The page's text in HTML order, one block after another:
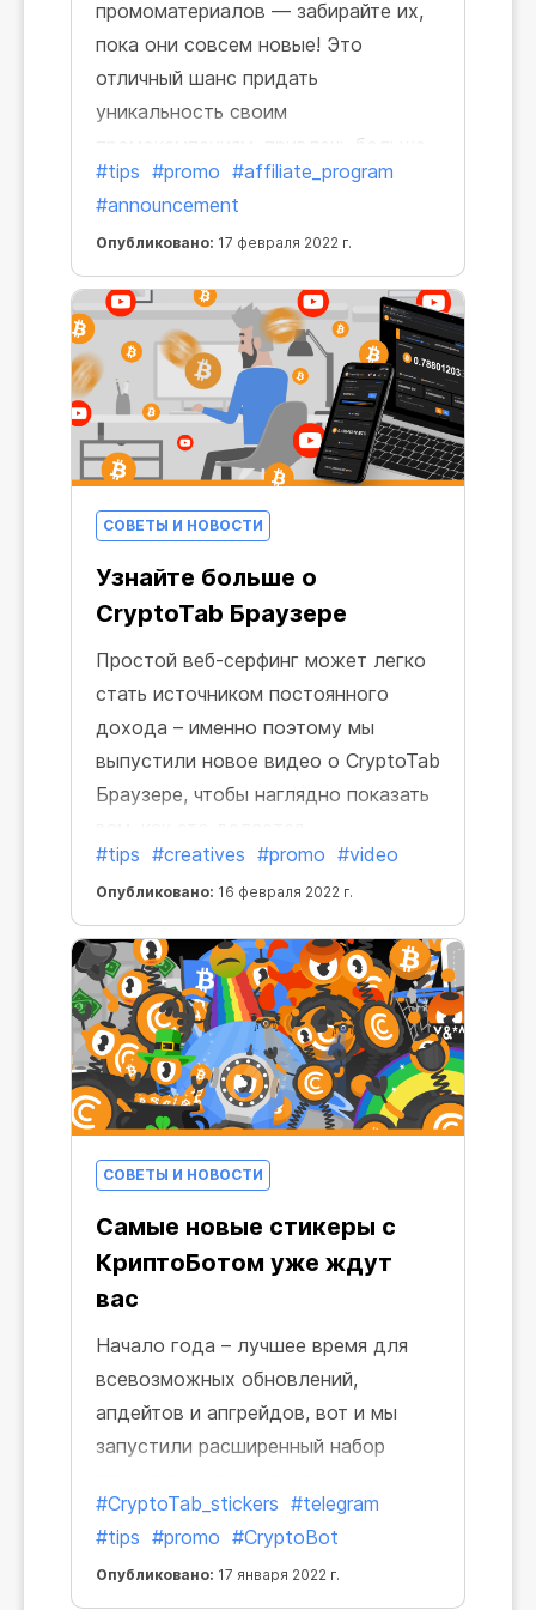
промоматериалов — забирайте их,
пока они совсем новые! Это
отличный шанс придать
уникальность своим
промокампаниям, привлечь больше
пользователей и в конечном итоге
увеличить свою прибыль.
#tips #promo #affiliate_program
#announcement
Опубликовано: 17 февраля 2022 г.
СОВЕТЫ И НОВОСТИ
Узнайте больше о
CryptoTab Браузере
Простой веб-серфинг может легко
стать источником постоянного
дохода – именно поэтому мы
выпустили новое видео о CryptoTab
Браузере, чтобы наглядно показать
#tips #creatives #promo #video
Опубликовано: 16 февраля 2022 г.
СОВЕТЫ И НОВОСТИ
Самые новые стикеры с
КриптоБотом уже ждут
вас
Начало года – лучшее время для
всевозможных обновлений,
апдейтов и апгрейдов, вот и мы
запустили расширенный набор
симпатягой КриптоБотом. А это
значит, что вас ждет еще больше
серьезных и не очень занятий,
#CryptoTab_stickers #telegram
#tips #promo #CryptoBot
Опубликовано: 17 января 2022 г.